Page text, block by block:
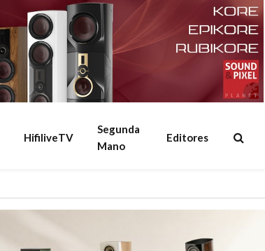
HifiliveTV
Segunda
Mano
Editores